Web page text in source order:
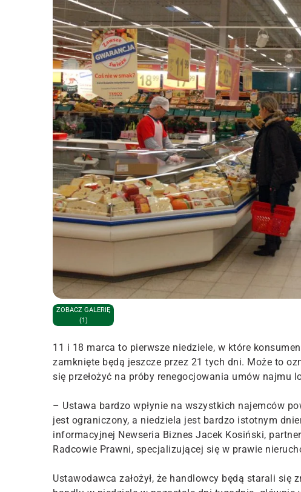
ZOBACZ GALERIĘ
(1)
11 i 18 marca to pierwsze niedziele, w które
zamknięte będą jeszcze przez 21 tych dni. Może to
się przełożyć na próby renegocjowania umów najmu
– Ustawa bardzo wpłynie na wszystkich najemców
jest ograniczony, a niedziela jest bardzo istotnym
informacyjnej Newseria Biznes Jacek Kosiński,
Radcowie Prawni, specjalizującej się w prawie
Ustawodawca założył, że handlowcy będą starali